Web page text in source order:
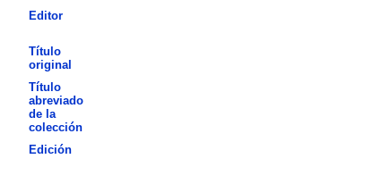
Editor
Título
original
Título
abreviado
de la
colección
Edición